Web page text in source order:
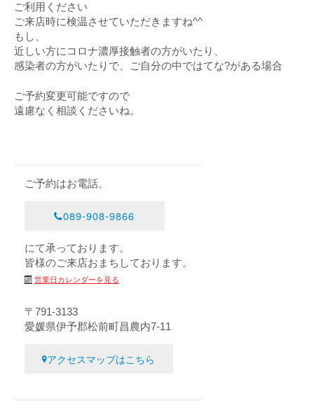
ご利用ください
ご来店時に検温させていただきますね^^
もし、
近しい方にコロナ濃厚接触者の方がいたり、
感染者の方がいたりで、ご自分の中ではてな?がある場合
ご予約変更可能ですので
遠慮なく相談くださいね。
ご予約はお電話、
089-908-9866
にて承っております。
皆様のご来店おまちしております。
営業日カレンダーを見る
〒791-3133
愛媛県伊予郡松前町昌農内7-11
アクセスマップはこちら